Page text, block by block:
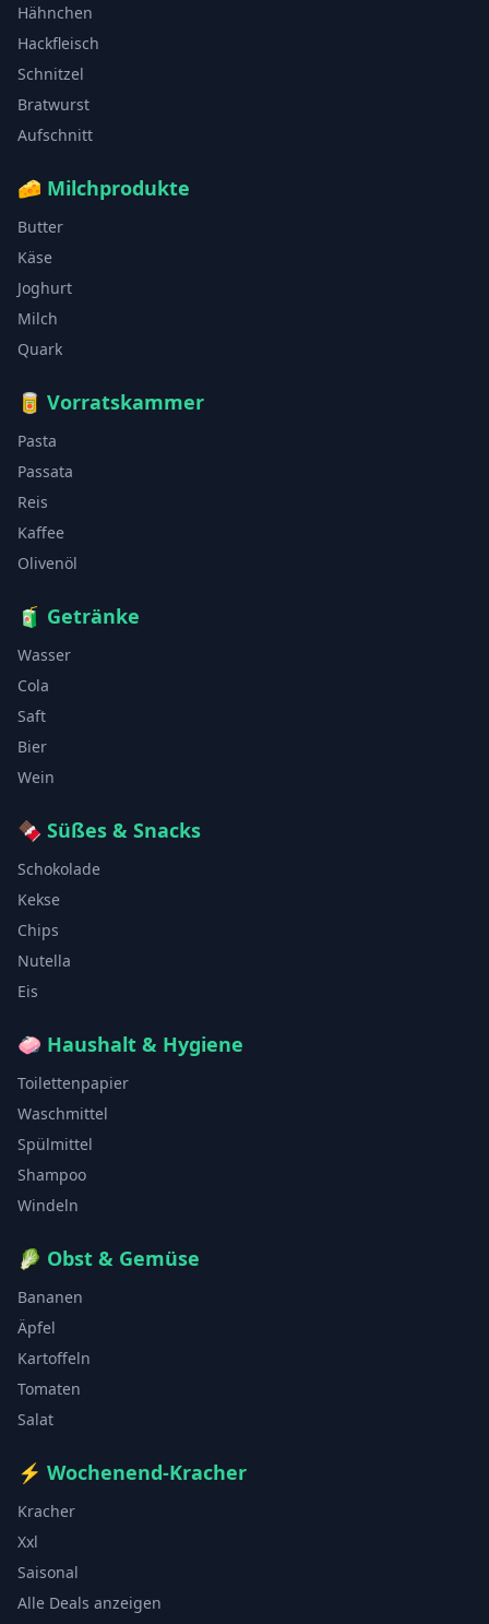
Hähnchen
Hackfleisch
Schnitzel
Bratwurst
Aufschnitt
🧀 Milchprodukte
Butter
Käse
Joghurt
Milch
Quark
🥫 Vorratskammer
Pasta
Passata
Reis
Kaffee
Olivenöl
🧃 Getränke
Wasser
Cola
Saft
Bier
Wein
🍫 Süßes & Snacks
Schokolade
Kekse
Chips
Nutella
Eis
🧼 Haushalt & Hygiene
Toilettenpapier
Waschmittel
Spülmittel
Shampoo
Windeln
🥬 Obst & Gemüse
Bananen
Äpfel
Kartoffeln
Tomaten
Salat
⚡ Wochenend-Kracher
Kracher
Xxl
Saisonal
Alle Deals anzeigen